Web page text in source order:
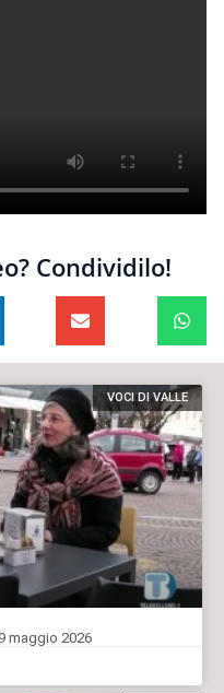
Condividilo!
VOCI DI VALLE
maggio 2026